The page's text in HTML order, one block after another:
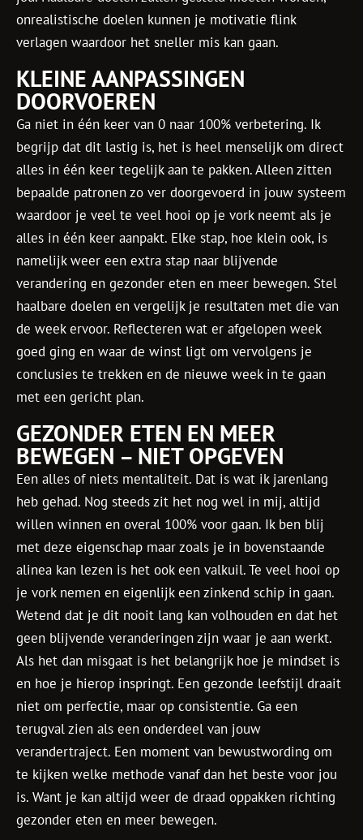
onrealistische doelen kunnen je motivatie flink
verlagen waardoor het sneller mis kan gaan.
KLEINE AANPASSINGEN
DOORVOEREN
Ga niet in één keer van 0 naar 100% verbetering. Ik
begrijp dat dit lastig is, het is heel menselijk om direct
alles in één keer tegelijk aan te pakken. Alleen zitten
bepaalde patronen zo ver doorgevoerd in jouw systeem
waardoor je veel te veel hooi op je vork neemt als je
alles in één keer aanpakt. Elke stap, hoe klein ook, is
namelijk weer een extra stap naar blijvende
verandering en gezonder eten en meer bewegen. Stel
haalbare doelen en vergelijk je resultaten met die van
de week ervoor. Reflecteren wat er afgelopen week
goed ging en waar de winst ligt om vervolgens je
conclusies te trekken en de nieuwe week in te gaan
met een gericht plan.
GEZONDER ETEN EN MEER
BEWEGEN – NIET OPGEVEN
Een alles of niets mentaliteit. Dat is wat ik jarenlang
heb gehad. Nog steeds zit het nog wel in mij, altijd
willen winnen en overal 100% voor gaan. Ik ben blij
met deze eigenschap maar zoals je in bovenstaande
alinea kan lezen is het ook een valkuil. Te veel hooi op
je vork nemen en eigenlijk een zinkend schip in gaan.
Wetend dat je dit nooit lang kan volhouden en dat het
geen blijvende veranderingen zijn waar je aan werkt.
Als het dan misgaat is het belangrijk hoe je mindset is
en hoe je hierop inspringt. Een gezonde leefstijl draait
niet om perfectie, maar op consistentie. Ga een
terugval zien als een onderdeel van jouw
verandertraject. Een moment van bewustwording om
te kijken welke methode vanaf dan het beste voor jou
is. Want je kan altijd weer de draad oppakken richting
gezonder eten en meer bewegen.